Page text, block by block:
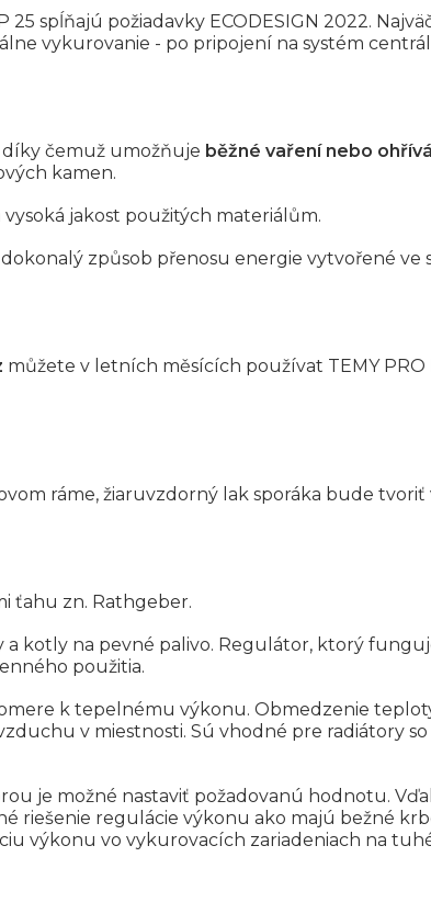
25 spĺňajú požiadavky ECODESIGN 2022.
vykurovanie - po pripojení na systém
čemuž umožňuje běžné vaření nebo
kamen.
jakost použitých materiálům.
dokonalý způsob přenosu energie vytvořené ve
můžete v letních měsících používat TEMY
ráme, žiaruvzdorný lak sporáka bude
ťahu zn. Rathgeber.
kotly na pevné palivo. Regulátor, ktorý
použitia.
k tepelnému výkonu. Obmedzenie
v miestnosti. Sú vhodné pre radiátory
je možné nastaviť požadovanú hodnotu.
riešenie regulácie výkonu ako majú bežné
výkonu vo vykurovacích zariadeniach na